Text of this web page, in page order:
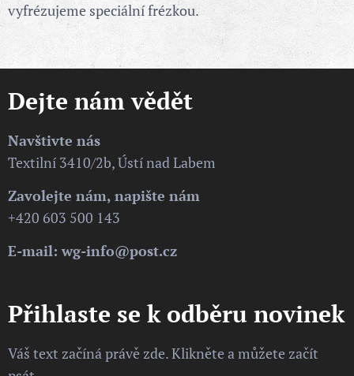
vyfrézujeme speciální frézkou.
Dejte nám vědět
Navštivte nás
Textilní 3410/2b, Ústí nad Labem
Zavolejte nám, napište nám
+420 603 500 143
E-mail: wg-info@post.cz
Přihlaste se k odběru novinek
Váš text začíná právě zde. Klikněte a můžete začít